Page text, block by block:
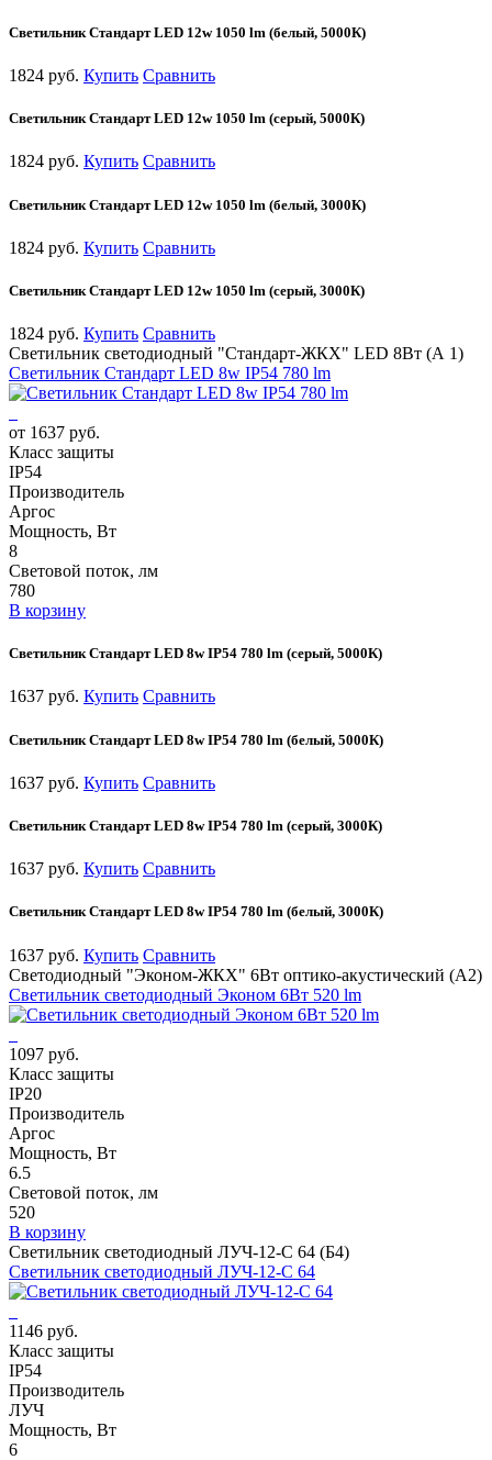
Cветильник Стандарт LED 12w 1050 lm (белый, 5000К)
1824 руб. Купить Сравнить
Cветильник Стандарт LED 12w 1050 lm (серый, 5000К)
1824 руб. Купить Сравнить
Cветильник Стандарт LED 12w 1050 lm (белый, 3000К)
1824 руб. Купить Сравнить
Cветильник Стандарт LED 12w 1050 lm (серый, 3000К)
1824 руб. Купить Сравнить
Светильник светодиодный "Стандарт-ЖКХ" LED 8Вт (А 1)
Cветильник Стандарт LED 8w IP54 780 lm
от 1637 руб.
Класс защиты
IP54
Производитель
Аргос
Мощность, Вт
8
Световой поток, лм
780
В корзину
Cветильник Стандарт LED 8w IP54 780 lm (серый, 5000К)
1637 руб. Купить Сравнить
Cветильник Стандарт LED 8w IP54 780 lm (белый, 5000К)
1637 руб. Купить Сравнить
Cветильник Стандарт LED 8w IP54 780 lm (серый, 3000К)
1637 руб. Купить Сравнить
Cветильник Стандарт LED 8w IP54 780 lm (белый, 3000К)
1637 руб. Купить Сравнить
Светодиодный "Эконом-ЖКХ" 6Вт оптико-акустический (А2)
Светильник светодиодный Эконом 6Вт 520 lm
1097 руб.
Класс защиты
IP20
Производитель
Аргос
Мощность, Вт
6.5
Световой поток, лм
520
В корзину
Светильник светодиодный ЛУЧ-12-С 64 (Б4)
Светильник светодиодный ЛУЧ-12-С 64
1146 руб.
Класс защиты
IP54
Производитель
ЛУЧ
Мощность, Вт
6